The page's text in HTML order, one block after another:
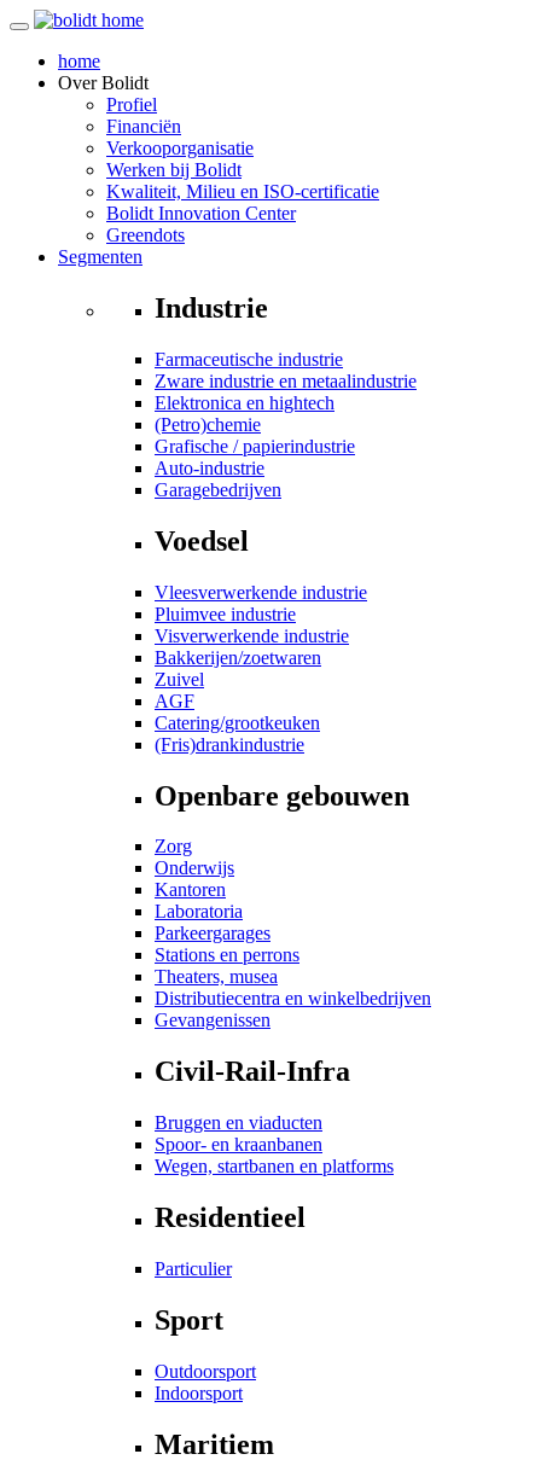
home
OverBolidt
Profiel
Financiën
Verkooporganisatie
Werken bij Bolidt
Kwaliteit, Milieu en ISO-certificatie
Bolidt Innovation Center
Greendots
Segmenten
Industrie
Farmaceutische industrie
Zware industrie en metaalindustrie
Elektronica en hightech
(Petro)chemie
Grafische / papierindustrie
Auto-industrie
Garagebedrijven
Voedsel
Vleesverwerkende industrie
Pluimvee industrie
Visverwerkende industrie
Bakkerijen/zoetwaren
Zuivel
AGF
Catering/grootkeuken
(Fris)drankindustrie
Openbare gebouwen
Zorg
Onderwijs
Kantoren
Laboratoria
Parkeergarages
Stations en perrons
Theaters, musea
Distributiecentra en winkelbedrijven
Gevangenissen
Civil-Rail-Infra
Bruggen en viaducten
Spoor- en kraanbanen
Wegen, startbanen en platforms
Residentieel
Particulier
Sport
Outdoorsport
Indoorsport
Maritiem